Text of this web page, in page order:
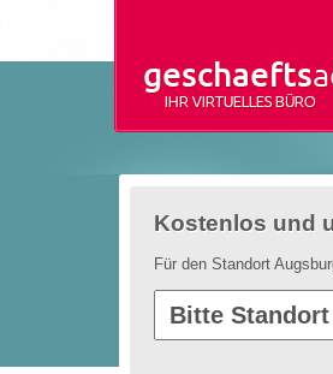
Kostenlos und
Für den Standort